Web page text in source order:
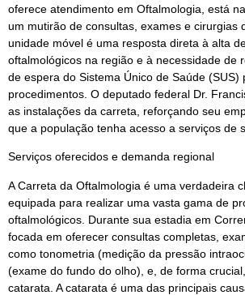
oferece atendimento em Oftalmologia, está
um mutirão de consultas, exames e cirurgias
unidade móvel é uma resposta direta à alta
oftalmológicos na região e à necessidade de
de espera do Sistema Único de Saúde (SUS)
procedimentos. O deputado federal Dr.
as instalações da carreta, reforçando seu
que a população tenha acesso a serviços de
Serviços oferecidos e demanda regional
A Carreta da Oftalmologia é uma verdadeira
equipada para realizar uma vasta gama de
oftalmológicos. Durante sua estadia em
focada em oferecer consultas completas,
como tonometria (medição da pressão
(exame do fundo do olho), e, de forma
catarata. A catarata é uma das principais